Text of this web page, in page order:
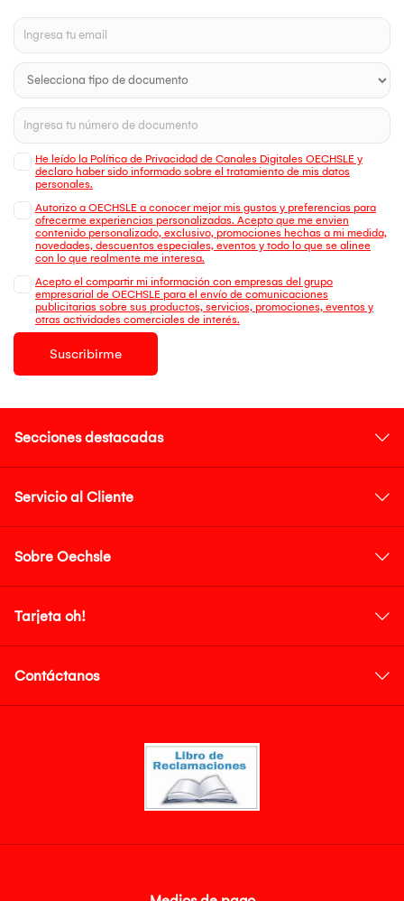
He leído la Política de Privacidad de Canales Digitales OECHSLE y
declaro haber sido informado sobre el tratamiento de mis datos
personales.
Autorizo a OECHSLE a conocer mejor mis gustos y preferencias para
ofrecerme experiencias personalizadas. Acepto que me envien
contenido personalizado, exclusivo, promociones hechas a mi medida,
novedades, descuentos especiales, eventos y todo lo que se alinee
con lo que realmente me interesa.
Acepto el compartir mi información con empresas del grupo
empresarial de OECHSLE para el envío de comunicaciones
publicitarias sobre sus productos, servicios, promociones, eventos y
otras actividades comerciales de interés.
Suscribirme
Secciones destacadas
Servicio al Cliente
Sobre Oechsle
Tarjeta oh!
Contáctanos